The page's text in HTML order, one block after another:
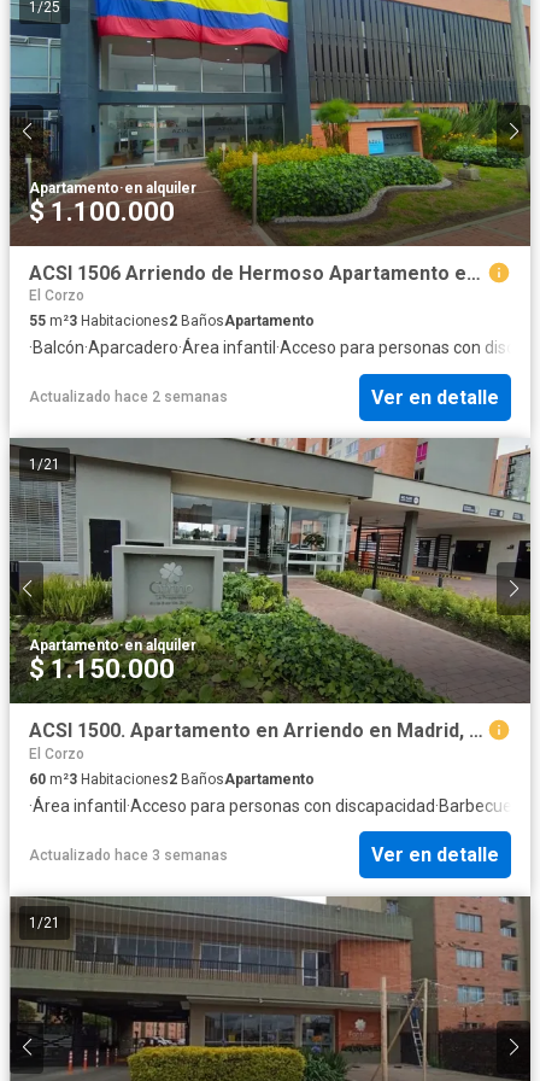
1/25
Apartamento·en alquiler
$ 1.100.000
ACSI 1506 Arriendo de Hermoso Apartamento en Azul Celeste
El Corzo
55 m²3 Habitaciones2 BañosApartamento
·Balcón·Aparcadero·Área infantil ·Acceso para personas con
Actualizado hace 2 semanas Ver en detalle
1/21
Apartamento·en alquiler
$ 1.150.000
ACSI 1500. Apartamento en Arriendo en Madrid, Prosperidad
El Corzo
60 m²3 Habitaciones2 BañosApartamento
·Área infantil ·Acceso para personas con discapacidad·Barbecue
Actualizado hace 3 semanas Ver en detalle
1 /21